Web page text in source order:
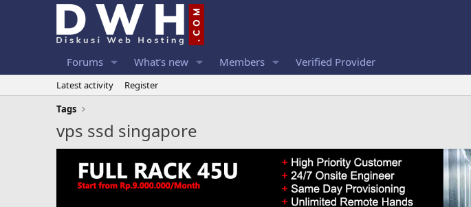
Forums What's new Members Verified Provider
Latest activity
Register
Tags
vps ssd singapore